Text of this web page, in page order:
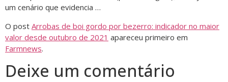
um cenário que evidencia …
O post Arrobas de boi gordo por bezerro: indicador no maior
valor desde outubro de 2021 apareceu primeiro em
Farmnews.
Deixe um comentário